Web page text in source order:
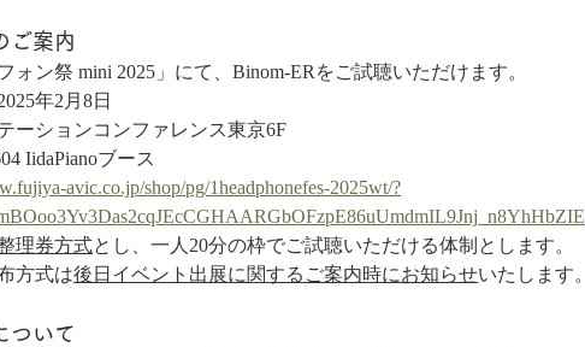
ご案内
ォン祭 mini 2025」にて、Binom-ERをご試聴いただけます。
年2月8日
ーションコンファレンス東京6F
IidaPianoブース
avic.co.jp/shop/pg/1headphonefes-2025wt/?
理券方式とし、一人20分の枠でご試聴いただける体制とします。
方式は後日イベント出展に関するご案内時にお知らせいたします。
ついて